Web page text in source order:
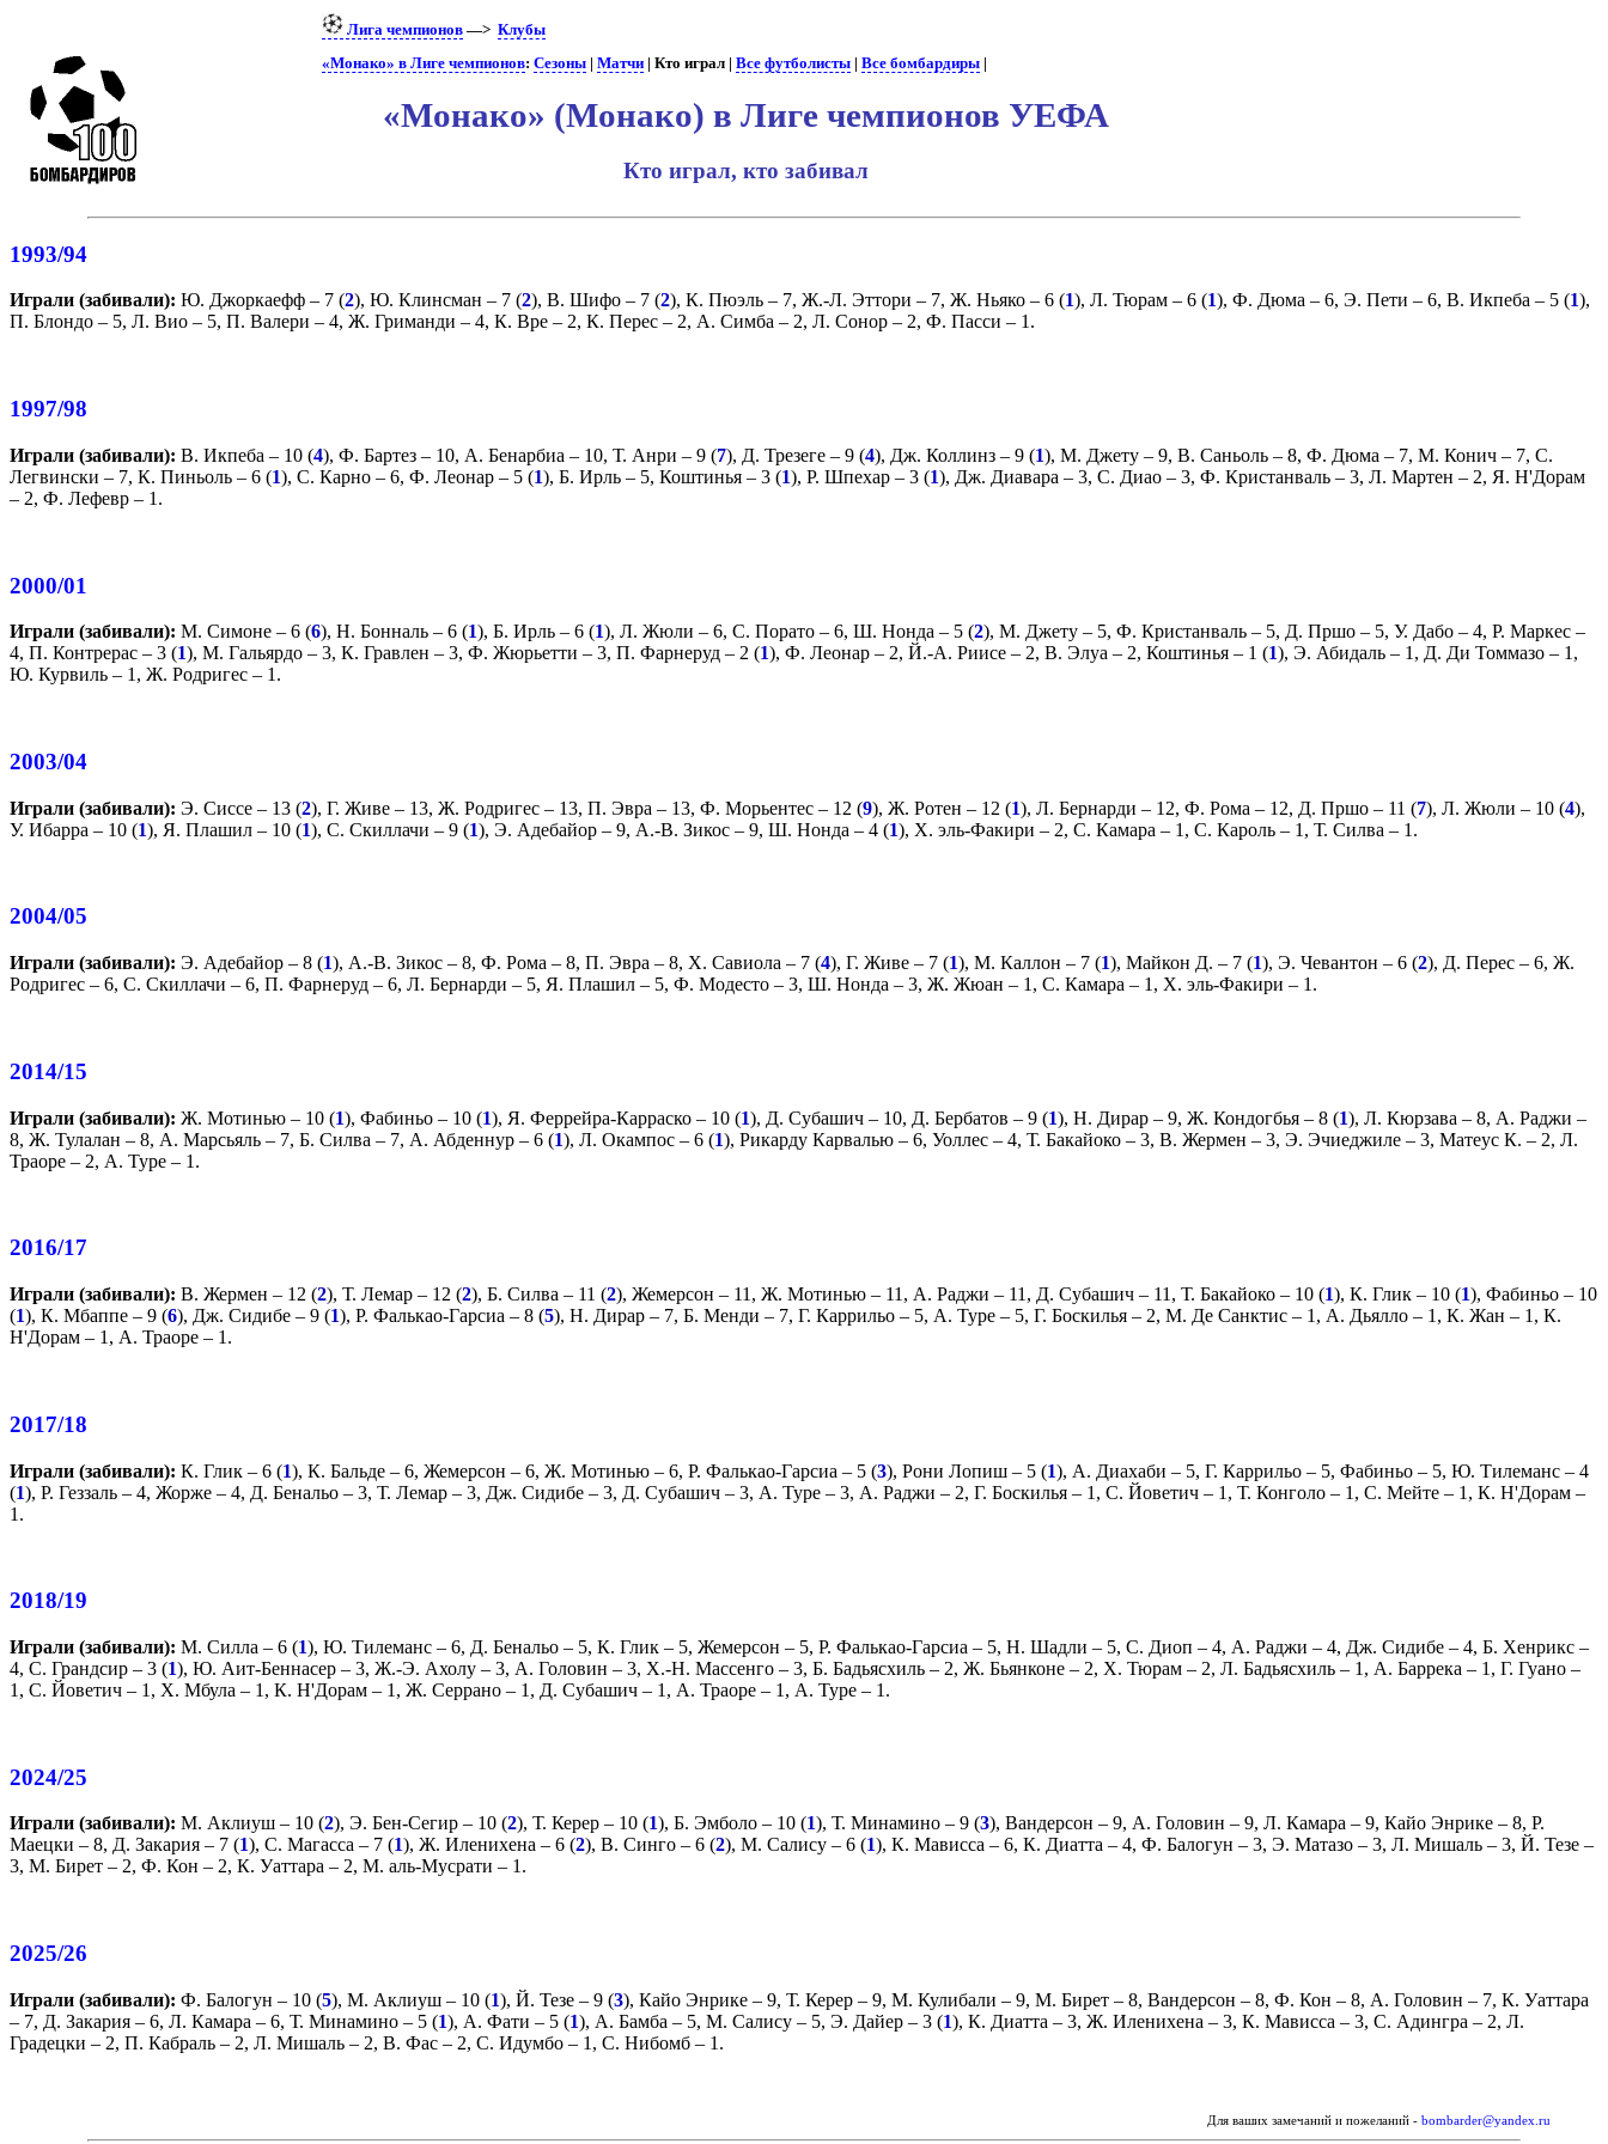
Лига чемпионов —>Клубы
«Монако» в Лиге чемпионов:Сезоны |Матчи | Кто играл |Все футболисты |Все бомбардиры |
«Монако» (Монако) в Лиге чемпионов УЕФА
Кто играл, кто забивал
1993/94
Играли (забивали): Ю. Джоркаефф – 7 (2), Ю. Клинсман – 7 (2), В. Шифо – 7 (2), К. Пюэль – 7, Ж.-Л. Эттори – 7, Ж. Ньяко – 6 (1), Л. Тюрам – 6 (1), Ф. Дюма – 6, Э. Пети – 6, В. Икпеба – 5 (1),
П. Блондо – 5, Л. Вио – 5, П. Валери – 4, Ж. Гриманди – 4, К. Вре – 2, К. Перес – 2, А. Симба – 2, Л. Сонор – 2, Ф. Пасси – 1.
1997/98
Играли (забивали): В. Икпеба – 10 (4), Ф. Бартез – 10, А. Бенарбиа – 10, Т. Анри – 9 (7), Д. Трезеге – 9 (4), Дж. Коллинз – 9 (1), М. Джету – 9, В. Саньоль – 8, Ф. Дюма – 7, М. Конич – 7, С.
Легвински – 7, К. Пиньоль – 6 (1), С. Карно – 6, Ф. Леонар – 5 (1), Б. Ирль – 5, Коштинья – 3 (1), Р. Шпехар – 3 (1), Дж. Диавара – 3, С. Диао – 3, Ф. Кристанваль – 3, Л. Мартен – 2, Я. Н'Дорам
– 2, Ф. Лефевр – 1.
2000/01
Играли (забивали): М. Симоне – 6 (6), Н. Бонналь – 6 (1), Б. Ирль – 6 (1), Л. Жюли – 6, С. Порато – 6, Ш. Нонда – 5 (2), М. Джету – 5, Ф. Кристанваль – 5, Д. Пршо – 5, У. Дабо – 4, Р. Маркес –
4, П. Контрерас – 3 (1), М. Гальярдо – 3, К. Гравлен – 3, Ф. Жюрьетти – 3, П. Фарнеруд – 2 (1), Ф. Леонар – 2, Й.-А. Риисе – 2, В. Элуа – 2, Коштинья – 1 (1), Э. Абидаль – 1, Д. Ди Томмазо – 1,
Ю. Курвиль – 1, Ж. Родригес – 1.
2003/04
Играли (забивали): Э. Сиссе – 13 (2), Г. Живе – 13, Ж. Родригес – 13, П. Эвра – 13, Ф. Морьентес – 12 (9), Ж. Ротен – 12 (1), Л. Бернарди – 12, Ф. Рома – 12, Д. Пршо – 11 (7), Л. Жюли – 10 (4),
У. Ибарра – 10 (1), Я. Плашил – 10 (1), С. Скиллачи – 9 (1), Э. Адебайор – 9, А.-В. Зикос – 9, Ш. Нонда – 4 (1), Х. эль-Факири – 2, С. Камара – 1, С. Кароль – 1, Т. Силва – 1.
2004/05
Играли (забивали): Э. Адебайор – 8 (1), А.-В. Зикос – 8, Ф. Рома – 8, П. Эвра – 8, Х. Савиола – 7 (4), Г. Живе – 7 (1), М. Каллон – 7 (1), Майкон Д. – 7 (1), Э. Чевантон – 6 (2), Д. Перес – 6, Ж.
Родригес – 6, С. Скиллачи – 6, П. Фарнеруд – 6, Л. Бернарди – 5, Я. Плашил – 5, Ф. Модесто – 3, Ш. Нонда – 3, Ж. Жюан – 1, С. Камара – 1, Х. эль-Факири – 1.
2014/15
Играли (забивали): Ж. Мотинью – 10 (1), Фабиньо – 10 (1), Я. Феррейра-Карраско – 10 (1), Д. Субашич – 10, Д. Бербатов – 9 (1), Н. Дирар – 9, Ж. Кондогбья – 8 (1), Л. Кюрзава – 8, А. Раджи –
8, Ж. Тулалан – 8, А. Марсьяль – 7, Б. Силва – 7, А. Абденнур – 6 (1), Л. Окампос – 6 (1), Рикарду Карвалью – 6, Уоллес – 4, Т. Бакайоко – 3, В. Жермен – 3, Э. Эчиеджиле – 3, Матеус К. – 2, Л.
Траоре – 2, А. Туре – 1.
2016/17
Играли (забивали): В. Жермен – 12 (2), Т. Лемар – 12 (2), Б. Силва – 11 (2), Жемерсон – 11, Ж. Мотинью – 11, А. Раджи – 11, Д. Субашич – 11, Т. Бакайоко – 10 (1), К. Глик – 10 (1), Фабиньо – 10
(1), К. Мбаппе – 9 (6), Дж. Сидибе – 9 (1), Р. Фалькао-Гарсиа – 8 (5), Н. Дирар – 7, Б. Менди – 7, Г. Каррильо – 5, А. Туре – 5, Г. Боскилья – 2, М. Де Санктис – 1, А. Дьялло – 1, К. Жан – 1, К.
Н'Дорам – 1, А. Траоре – 1.
2017/18
Играли (забивали): К. Глик – 6 (1), К. Бальде – 6, Жемерсон – 6, Ж. Мотинью – 6, Р. Фалькао-Гарсиа – 5 (3), Рони Лопиш – 5 (1), А. Диахаби – 5, Г. Каррильо – 5, Фабиньо – 5, Ю. Тилеманс – 4
(1), Р. Геззаль – 4, Жорже – 4, Д. Бенальо – 3, Т. Лемар – 3, Дж. Сидибе – 3, Д. Субашич – 3, А. Туре – 3, А. Раджи – 2, Г. Боскилья – 1, С. Йоветич – 1, Т. Конголо – 1, С. Мейте – 1, К. Н'Дорам –
1.
2018/19
Играли (забивали): М. Силла – 6 (1), Ю. Тилеманс – 6, Д. Бенальо – 5, К. Глик – 5, Жемерсон – 5, Р. Фалькао-Гарсиа – 5, Н. Шадли – 5, С. Диоп – 4, А. Раджи – 4, Дж. Сидибе – 4, Б. Хенрикс –
4, С. Грандсир – 3 (1), Ю. Аит-Беннасер – 3, Ж.-Э. Ахолу – 3, А. Головин – 3, Х.-Н. Массенго – 3, Б. Бадьясхиль – 2, Ж. Бьянконе – 2, Х. Тюрам – 2, Л. Бадьясхиль – 1, А. Баррека – 1, Г. Гуано –
1, С. Йоветич – 1, Х. Мбула – 1, К. Н'Дорам – 1, Ж. Серрано – 1, Д. Субашич – 1, А. Траоре – 1, А. Туре – 1.
2024/25
Играли (забивали): М. Аклиуш – 10 (2), Э. Бен-Сегир – 10 (2), Т. Керер – 10 (1), Б. Эмболо – 10 (1), Т. Минамино – 9 (3), Вандерсон – 9, А. Головин – 9, Л. Камара – 9, Кайо Энрике – 8, Р.
Маецки – 8, Д. Закария – 7 (1), С. Магасса – 7 (1), Ж. Иленихена – 6 (2), В. Синго – 6 (2), М. Салису – 6 (1), К. Мависса – 6, К. Диатта – 4, Ф. Балогун – 3, Э. Матазо – 3, Л. Мишаль – 3, Й. Тезе –
3, М. Бирет – 2, Ф. Кон – 2, К. Уаттара – 2, М. аль-Мусрати – 1.
2025/26
Играли (забивали): Ф. Балогун – 10 (5), М. Аклиуш – 10 (1), Й. Тезе – 9 (3), Кайо Энрике – 9, Т. Керер – 9, М. Кулибали – 9, М. Бирет – 8, Вандерсон – 8, Ф. Кон – 8, А. Головин – 7, К. Уаттара
– 7, Д. Закария – 6, Л. Камара – 6, Т. Минамино – 5 (1), А. Фати – 5 (1), А. Бамба – 5, М. Салису – 5, Э. Дайер – 3 (1), К. Диатта – 3, Ж. Иленихена – 3, К. Мависса – 3, С. Адингра – 2, Л.
Градецки – 2, П. Кабраль – 2, Л. Мишаль – 2, В. Фас – 2, С. Идумбо – 1, С. Нибомб – 1.
Для ваших замечаний и пожеланий - bombarder@yandex.ru